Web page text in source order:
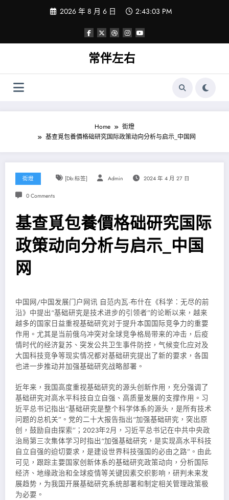
2026 年 8 月 6 日 2:43:05 PM
常伴左右
Home
街燈
基查覓包養價格础研究国际政策动向分析与启示_中国网
街燈 [db:标签] Admin 2024 年 4 月 27 日
0 Comments
基查覓包養價格础研究国际
政策动向分析与启示_中国
网
中国网/中国发展门户网讯 自范内瓦·布什在《科学：无尽的前
沿》中提出“基础研究是技术进步的引领者”的论断以来，越来
越多的国家日益重视基础研究对于提升本国国际竞争力的重要
作用。尤其是当前俄乌冲突对全球竞争格局带来的冲击，后疫
情时代的经济复苏、突发公共卫生事件防控，气候变化应对及
大国科技竞争等现实情况都对基础研究提出了新的要求，各国
也进一步推动并加强基础研究战略部署。
近年来，我国高度重视基础研究的源头创新作用，充分强调了
基础研究对高水平科技自立自强、高质量发展的支撑作用。习
近平总书记指出“基础研究是整个科学体系的源头，是所有技术
问题的总机关”。党的二十大报告指出“加强基础研究，突出原
创，鼓励自由探索”；2023年2月，习近平总书记在中共中央政
治局第三次集体学习时指出“加强基础研究，是实现高水平科技
自立自强的迫切要求，是建设世界科技强国的必由之路”。由此
可见，跟踪主要国家创新体系的基础研究政策动向，分析国际
经济、地缘政治和全球疫情等关键因素交织影响，研判未来发
展趋势，为我国开展基础研究系统部署和制定相关管理政策极
为必要。